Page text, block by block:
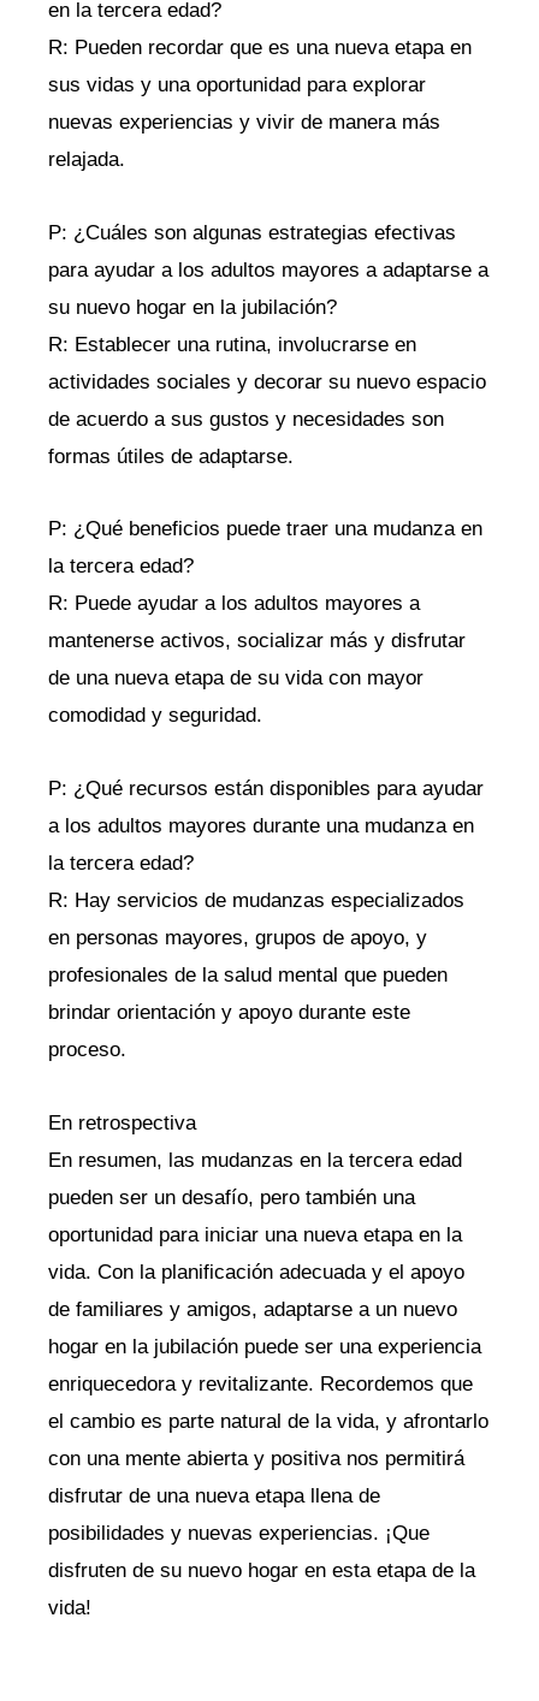
en⁣ la tercera edad?
R: Pueden recordar que es una nueva etapa en
sus vidas⁣ y⁤ una oportunidad para ​explorar
nuevas ⁢experiencias​ y vivir de manera más
relajada.
P:‍ ¿Cuáles son algunas​ estrategias efectivas
para ​ayudar a los ‌adultos ⁤mayores a​ adaptarse a
su nuevo hogar en la jubilación?
R: ‍Establecer una rutina, involucrarse en⁣
actividades sociales y decorar su nuevo ‍espacio
de acuerdo a sus ‌gustos ​y necesidades⁣ son
formas⁢ útiles de ⁤adaptarse.
P: ¿Qué beneficios⁢ puede traer‍ una mudanza ⁢en
la tercera edad?
R: Puede ayudar a los ‍adultos mayores‍ a
mantenerse activos, socializar más ‍y disfrutar
de una nueva ​etapa de su vida con mayor
comodidad y‍ seguridad.
P:⁣ ¿Qué recursos ⁤están disponibles ​para ayudar ​
a ‍los adultos⁣ mayores durante una mudanza en
⁣la‍ tercera edad?
R: Hay servicios de mudanzas especializados
en personas‍ mayores, grupos⁣ de apoyo, y
profesionales de la salud mental ‌que ​pueden
brindar orientación y apoyo ⁤durante‍ este
proceso.
En retrospectiva
En ⁣resumen, las ‌mudanzas en ‌la tercera⁤ edad
⁢pueden⁢ ser un desafío, pero también una
oportunidad ⁣para iniciar una nueva etapa en la
vida. ⁢Con la ⁤planificación adecuada y​ el apoyo
de familiares y amigos, adaptarse a un nuevo
hogar en la jubilación⁢ puede ser ‌una ⁢experiencia
enriquecedora y revitalizante.⁤ Recordemos que
el cambio es parte natural de ‌la vida, ⁢y afrontarlo‌
con una mente abierta y positiva nos ‍permitirá
disfrutar de una nueva etapa llena ⁣de
posibilidades y nuevas experiencias. ¡Que
⁤disfruten‌ de⁣ su⁢ nuevo hogar ​en esta etapa ​de ⁣la
vida!